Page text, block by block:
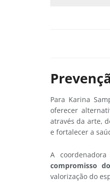
Para Karina
oferecer
através da arte,
e fortalecer a
A
compromisso
valorização do